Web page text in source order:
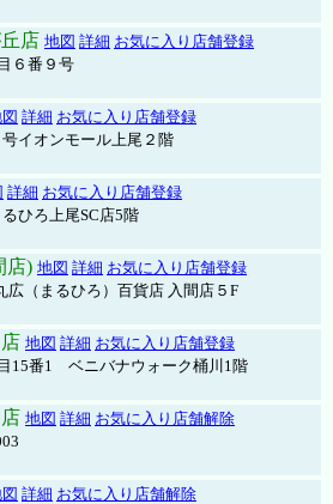
店 地図 詳細 お気に入り店舗登録
６番９号
詳細 お気に入り店舗登録
イオンモール上尾２階
詳細 お気に入り店舗登録
ひろ上尾SC店5階
店) 地図 詳細 お気に入り店舗登録
（まるひろ）百貨店 入間店５F
地図 詳細 お気に入り店舗登録
15番1 ベニバナウォーク桶川1階
地図 詳細 お気に入り店舗解除
詳細 お気に入り店舗解除